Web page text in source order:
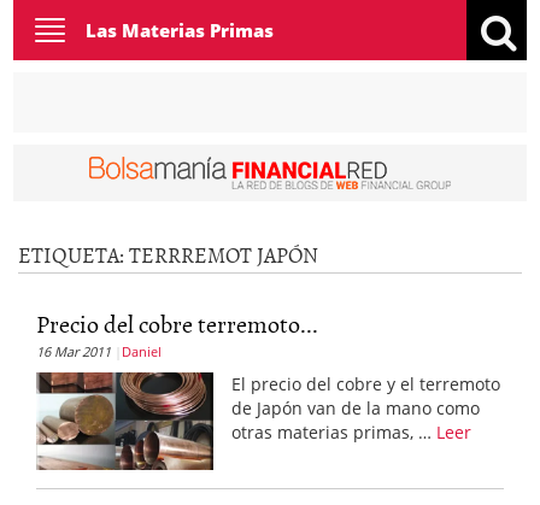
Toggle
navigation
Las Materias Primas
ETIQUETA:TERRREMOT JAPÓN
Precio del cobre terremoto...
16 Mar 2011 Daniel
El precio del cobre y el terremoto
de Japón van de la mano como
otras materias primas, … Leer